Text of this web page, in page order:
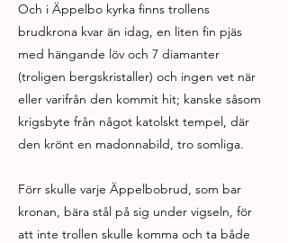
Och i Äppelbo kyrka finns trollens
brudkrona kvar än idag, en liten fin pjäs
med hängande löv och 7 diamanter
(troligen bergskristaller) och ingen vet när
eller varifrån den kommit hit; kanske såsom
krigsbyte från något katolskt tempel, där
den krönt en madonnabild, tro somliga.
Förr skulle varje Äppelbobrud, som bar
kronan, bära stål på sig under vigseln, för
att inte trollen skulle komma och ta både